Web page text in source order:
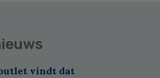
vindt dat